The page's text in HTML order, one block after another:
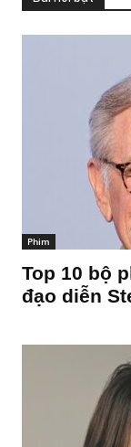
Phim
Top 10 bộ
đạo diễn